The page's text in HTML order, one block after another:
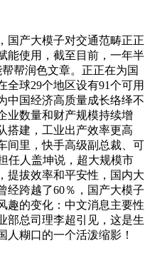
产大模子对交通范畴正正
能使用，截至目前，一年半
帮润色文章。正正在为国
全球29个地区设有91个可用
中国经济高质量成长络绎不
业数量和财产规模持续增
搭建，工业出产效率更高
里，快手高级副总裁、可
任人盖坤说，超大规模市
提拔效率和平安性，国内大
经跨越了60％，国产大模子
趣的变化：中文消息主要性
部总司理李超引见，这是生
人糊口的一个活泼缩影！